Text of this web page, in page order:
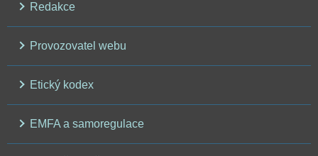
Redakce
Provozovatel webu
Etický kodex
EMFA a samoregulace